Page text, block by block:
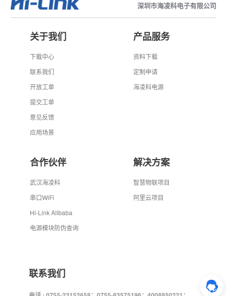
深圳市海凌科电子有限公司
关于我们
下载中心
联系我们
开放工单
提交工单
意见反馈
应用场景
产品服务
资料下载
定制申请
海凌科电源
合作伙伴
武汉海凌科
串口WiFi
Hi-Link Alibaba
电源模块防伪查询
解决方案
智慧物联项目
阿里云项目
联系我们